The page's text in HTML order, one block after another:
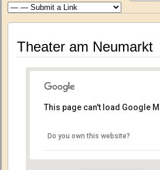
Theater am Neumarkt
This page can't load Google
Do you own this website?